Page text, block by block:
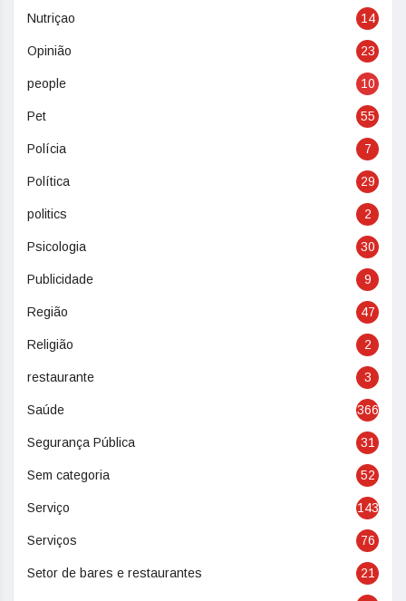
Nutriçao 14
Opinião 23
people 10
Pet 55
Polícia 7
Política 29
politics 2
Psicologia 30
Publicidade 9
Região 47
Religião 2
restaurante 3
Saúde 366
Segurança Pública 31
Sem categoria 52
Serviço 143
Serviços 76
Setor de bares e restaurantes 21